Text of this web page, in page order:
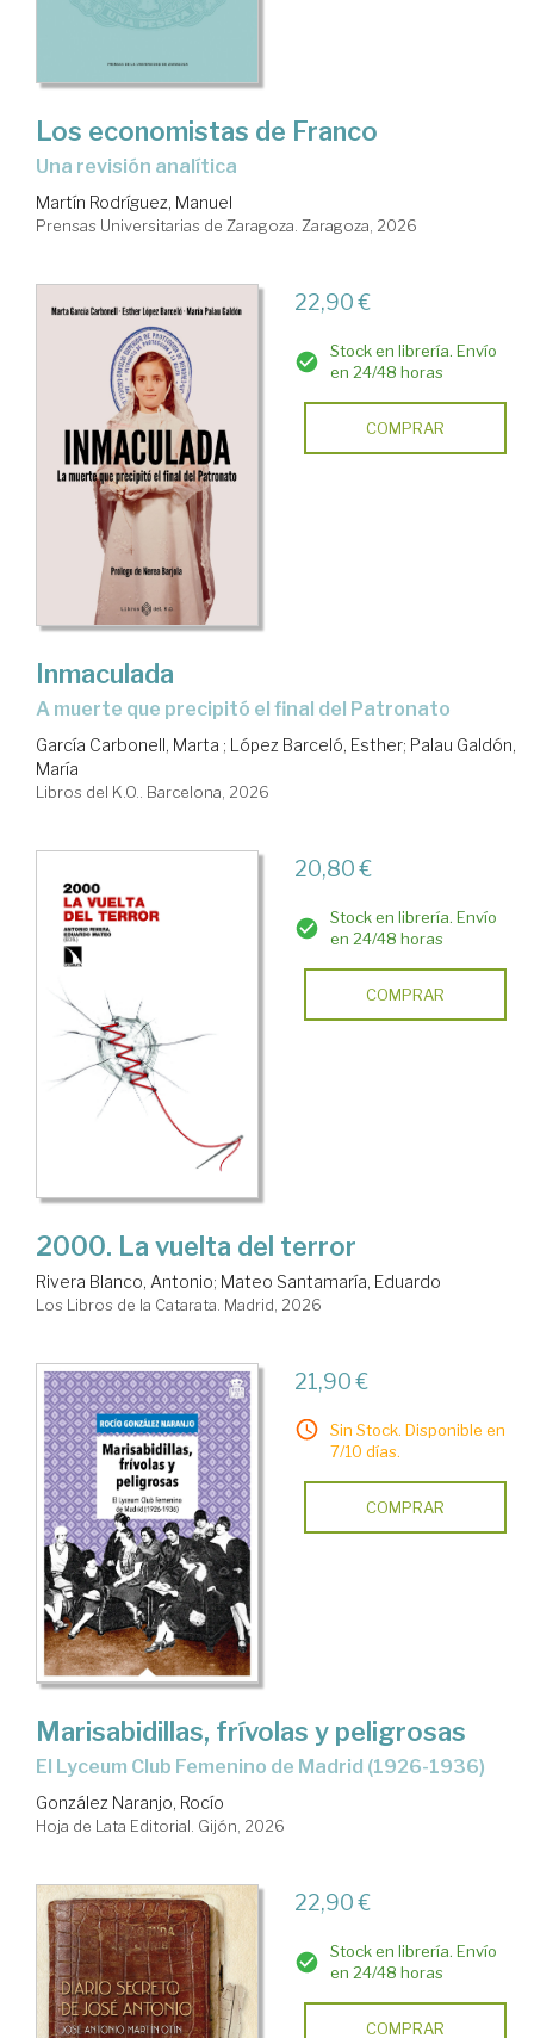
Los economistas de Franco
Una revisión analítica
Martín Rodríguez, Manuel
Prensas Universitarias de Zaragoza. Zaragoza, 2026
22,90 €
Stock en librería. Envío
en 24/48 horas
COMPRAR
Inmaculada
a muerte que precipitó el final del Patronato
García Carbonell, Marta ; López Barceló, Esther; Palau Galdón,
María
Libros del K.O.. Barcelona, 2026
20,80 €
Stock en librería. Envío
en 24/48 horas
COMPRAR
2000. La vuelta del terror
Rivera Blanco, Antonio; Mateo Santamaría, Eduardo
Los Libros de la Catarata. Madrid, 2026
21,90 €
Sin Stock. Disponible en
7/10 días.
COMPRAR
Marisabidillas, frívolas y peligrosas
El Lyceum Club Femenino de Madrid (1926-1936)
González Naranjo, Rocío
Hoja de Lata Editorial. Gijón, 2026
22,90 €
Stock en librería. Envío
en 24/48 horas
COMPRAR